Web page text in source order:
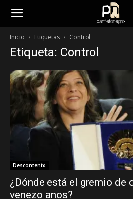
panfletonegro
Inicio Etiquetas Control
Etiqueta: Control
Descontento
¿Dónde está el gremio de
venezolanos?